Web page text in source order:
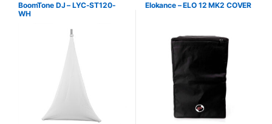
BoomTone DJ – LYC-ST120-
WH
Elokance – ELO 12 MK2 COVER